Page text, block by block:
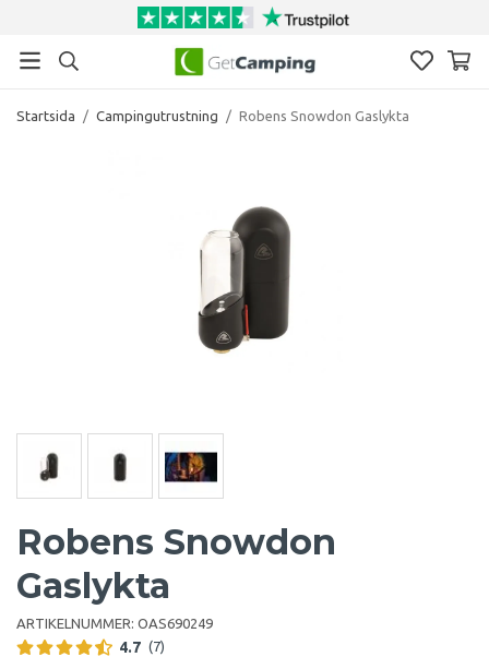
Startsida / Campingutrustning / Robens Snowdon Gaslykta
Robens Snowdon
Gaslykta
ARTIKELNUMMER: OAS690249
4.7 (7)